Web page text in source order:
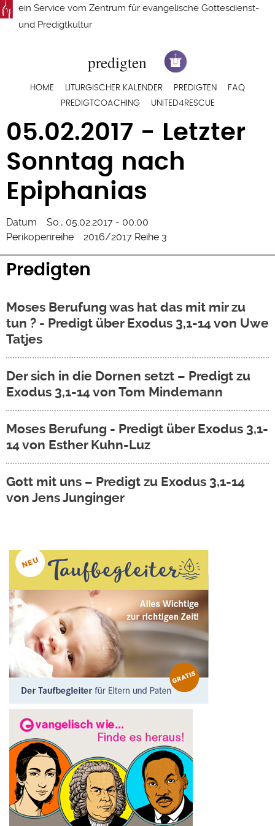
Direkt
zum
ein Service vom Zentrum für evangelische Gottesdienst-
und Predigtkultur
Hauptnavigation
HOME LITURGISCHER KALENDER PREDIGTEN
FAQ
PREDIGTCOACHING
UNITED4RESCUE
05.02.2017 - Letzter
Sonntag nach
Epiphanias
Datum
So., 05.02.2017 - 00:00
Perikopenreihe
2016/2017 Reihe 3
Predigten
Moses Berufung was hat das mit mir zu
tun ? - Predigt über Exodus 3,1-14 von Uwe
Tatjes
Der sich in die Dornen setzt – Predigt zu
Exodus 3,1-14 von Tom Mindemann
Moses Berufung - Predigt über Exodus 3,1-
14 von Esther Kuhn-Luz
Gott mit uns – Predigt zu Exodus 3,1-14
von Jens Junginger